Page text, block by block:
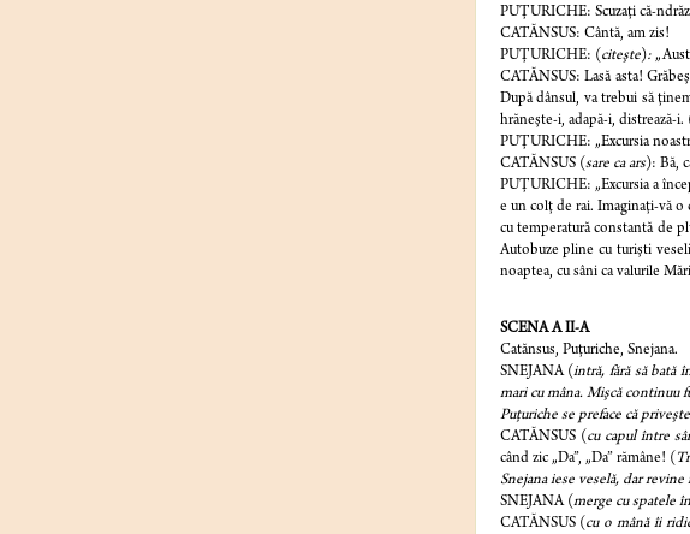
PUŢURICHE: Scuzaţi că-
CATĂNSUS: Cântă, am zis!
PUŢURICHE: ( citeşte):
CATĂNSUS: Lasă asta!
După dânsul, va trebui să
hrăneşte-i, adapă-i, distrează-i. (
PUŢURICHE: „Excursia
CATĂNSUS (sare ca ars): Bă,
PUŢURICHE: „Excursia a
e un colţ de rai. Imaginaţi-vă o
cu temperatură constantă de
Autobuze pline cu turişti
noaptea, cu sâni ca valurile
SCENA A II-A
Catănsus, Puţuriche, Snejana.
SNEJANA (intră, fără să bată
mari cu mâna. Mişcă continuu
Puţuriche se preface că
CATĂNSUS ( cu capul între
când zic „Da”, „Da” rămâne! (
Snejana iese veselă, dar revine
SNEJANA (merge cu spatele
CATĂNSUS ( cu o mână îi